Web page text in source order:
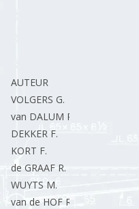
AUTEUR
VOLGERS G.
van DALUM P.
DEKKER F.
KORT F.
de GRAAF R.
WUYTS M.
van de HOF R.